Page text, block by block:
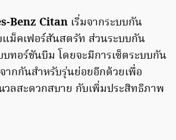
Benz Citan เริ่มจากระบบกัน
แม็คเฟอร์สันสตรัท ส่วนระบบกัน
ทอร์ชันบีม โดยจะมีการเซ็ตระบบกัน
ากกันสำหรับรุ่นย่อยอีกด้วยเพื่อ
วลสะดวกสบาย กับเพิ่มประสิทธิภาพ